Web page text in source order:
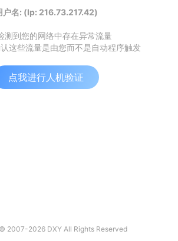
户名: (Ip: 216.73.217.42)
测到您的网络中存在异常流量
这些流量是由您而不是自动程序触发
点我进行人机验证
2007-2026 DXY All Rights Reserved